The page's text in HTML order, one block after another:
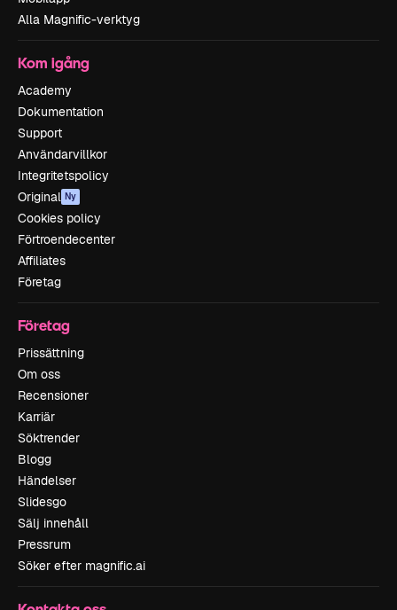
Alla Magnific-verktyg
Kom igång
Academy
Dokumentation
Support
Användarvillkor
Integritetspolicy
Original Ny
Cookies policy
Förtroendecenter
Affiliates
Företag
Företag
Prissättning
Om oss
Recensioner
Karriär
Söktrender
Blogg
Händelser
Slidesgo
Sälj innehåll
Pressrum
Söker efter magnific.ai